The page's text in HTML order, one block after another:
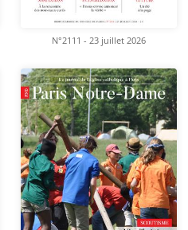
N°2111 - 23 juillet 2026